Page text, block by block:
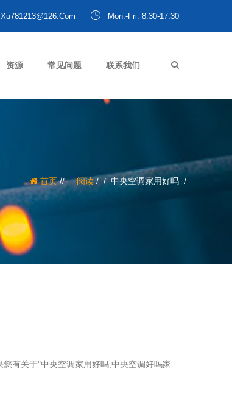
Xu781213@126.com Mon.-Fri. 8:30-17:30
资源 常见问题 联系我们
首页/ 阅读/ 中央空调家用好吗
有关于"中央空调家用好吗,中央空调好吗家